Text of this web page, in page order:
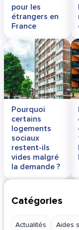
pour les
étrangers en
France
Pourquoi
certains
logements
sociaux
restent-ils
vides malgré
la demande ?
Catégories
Actualités Aides